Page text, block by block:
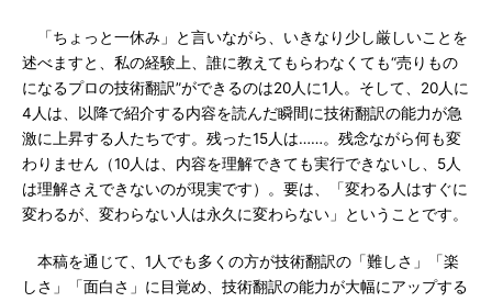
「ちょっと一休み」と言いながら、いきなり少し厳しいことを
述べますと、私の経験上、誰に教えてもらわなくても“売りもの
になるプロの技術翻訳”ができるのは20人に1人。そして、20人に
4人は、以降で紹介する内容を読んだ瞬間に技術翻訳の能力が急
激に上昇する人たちです。残った15人は……。残念ながら何も変
わりません（10人は、内容を理解できても実行できないし、5人
は理解さえできないのが現実です）。要は、「変わる人はすぐに
変わるが、変わらない人は永久に変わらない」ということです。
本稿を通じて、1人でも多くの方が技術翻訳の「難しさ」「楽
しさ」「面白さ」に目覚め、技術翻訳の能力が大幅にアップする